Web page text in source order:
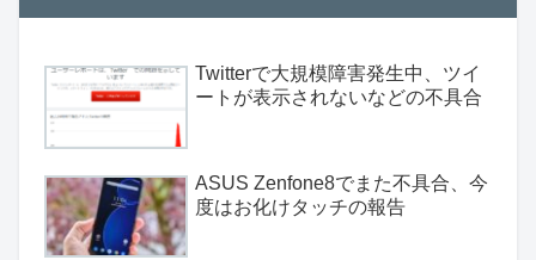
Twitterで大規模障害発生中、ツイ
ートが表示されないなどの不具合
ASUS Zenfone8でまた不具合、今
度はお化けタッチの報告